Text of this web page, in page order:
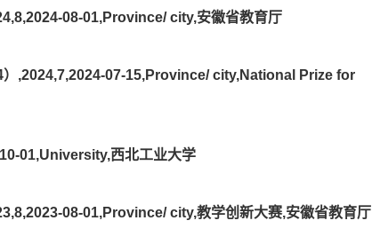
08-01,Province/ city,安徽省教育厅
,2024,7,2024-07-15,Province/ city,National Prize for
01,University,西北工业大学
08-01,Province/ city,教学创新大赛,安徽省教育厅